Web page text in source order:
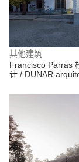
其他建筑
Francisco Parras
计 / DUNAR